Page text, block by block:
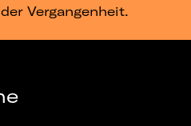
Vergangenheit.